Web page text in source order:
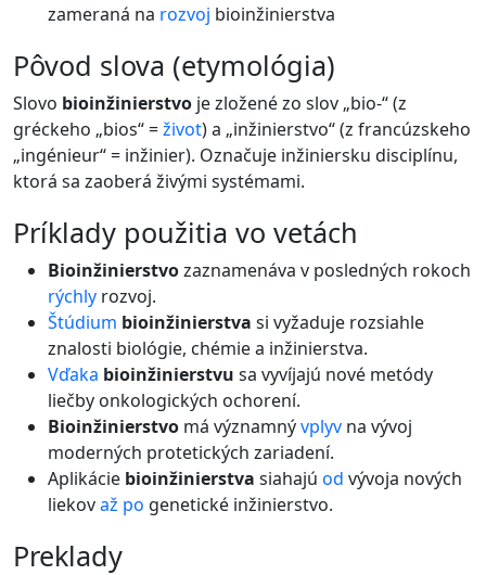
zameraná na rozvoj bioinžinierstva
pôvod slova (etymológia)
Slovo bioinžinierstvo je zložené zo slov „bio-“ (z
gréckeho „bios“ =život) a „inžinierstvo“ (z francúzskeho
„ingénieur“ = inžinier). Označuje inžiniersku disciplínu,
ktorá sa zaoberá živými systémami.
príklady použitia vo vetách
Bioinžinierstvozaznamenáva v posledných rokoch
rýchly rozvoj.
Štúdium bioinžinierstva si vyžaduje rozsiahle
znalosti biológie, chémie a inžinierstva.
Vďaka bioinžinierstvu sa vyvíjajú nové metódy
liečby onkologických ochorení.
Bioinžinierstvo má významnývplyv na vývoj
moderných protetických zariadení.
Aplikácie bioinžinierstva siahajú od vývoja nových
liekovaž po genetické inžinierstvo.
preklady